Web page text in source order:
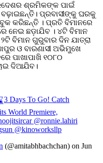
ଶ୍ରମିକଙ୍କ ପାଇଁ
ପ୍ରବାସୀଙ୍କୁ ଘରକୁ
ବୁକ କରିଛନ୍ତି । ପ୍ରତି ବିମାନରେ
ଛଡ଼ାଯିବ । ୪ଟି ବିମାନ
ବିମାନ ଗୁରୁବାର ଦିନ ଯାତ୍ରା
ଓ ବାରଣାସୀ ଅଭିମୁଖେ
ପାଖାପାଖି ୧୦୮୦
ଦିଆଯିବ।
3 Days To Go! Catch
World Premiere,
@ronnie.lahiri
@kinoworksllp
(@amitabhbachchan) on Jun